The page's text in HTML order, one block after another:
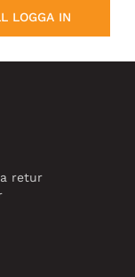
LOGGA IN
retur